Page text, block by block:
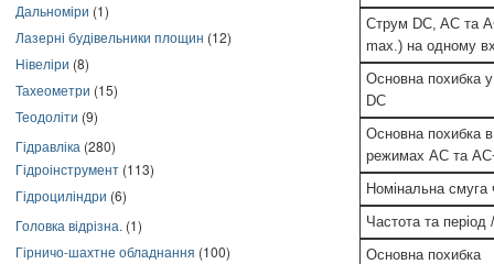
Дальноміри (1)
Лазерні будівельники площин (12)
Нівеліри (8)
Тахеометри (15)
Теодоліти (9)
Гідравліка (280)
Гідроінструмент (113)
Гідроциліндри (6)
Головка відрізна. (1)
Гірничо-шахтне обладнання (100)
Струм DC, AC та
max.) на одному
Основна похибка
DC
Основна похибка в
режимах AC та
Номінальна смуга
Частота та
Основна похибка